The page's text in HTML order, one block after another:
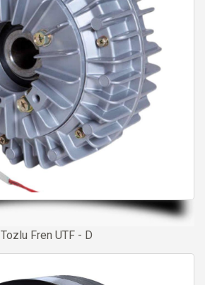
Tozlu Fren UTF - D